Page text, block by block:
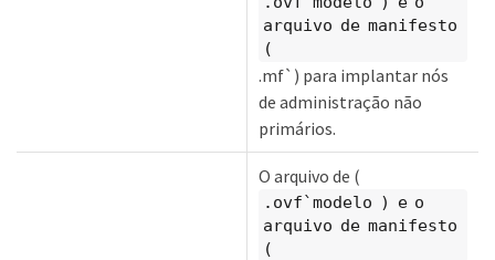
arquivo de manifesto
(
.mf`) para implantar nós
de administração não
primários.
O arquivo de (
.ovf`modelo ) e o
arquivo de manifesto
(